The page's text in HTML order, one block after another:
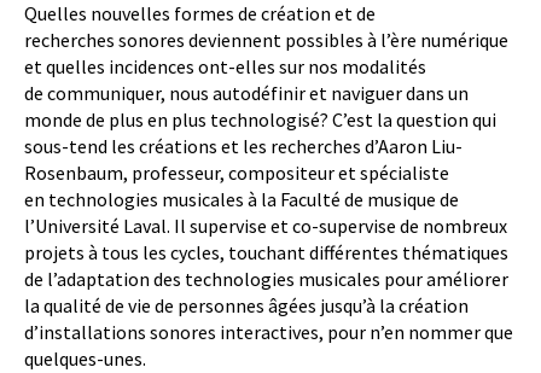
Body
Quelles nouvelles formes de création et de
recherches sonores deviennent possibles à l’ère numérique
et quelles incidences ont-elles sur nos modalités
de communiquer, nous autodéfinir et naviguer dans un
monde de plus en plus technologisé? C’est la question qui
sous-tend les créations et les recherches d’Aaron Liu-
Rosenbaum, professeur, compositeur et spécialiste
en technologies musicales à la Faculté de musique de
l’Université Laval. Il supervise et co-supervise de nombreux
projets à tous les cycles, touchant différentes thématiques
de l’adaptation des technologies musicales pour améliorer
la qualité de vie de personnes âgées jusqu’à la création
d’installations sonores interactives, pour n’en nommer que
quelques-unes.